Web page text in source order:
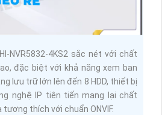
NVR5832-4KS2 sắc nét với chất
đặc biệt với khả năng xem ban
lưu trữ lớn lên đến 8 HDD, thiết bị
nghệ IP tiên tiến mang lại chất
tương thích với chuẩn ONVIF.